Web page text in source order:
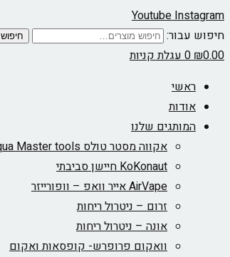
YoutubeInstagram
חיפוש עבור:
חיפוש
₪0.00
0עגלת קניות
ראשי
אודות
המותגים שלנו
אקווה מסטר טולס Aqua Master tools
KoKonaut חיישן סביבתי
AirVape אייר וואפ – וופורייזר
זרום – ניטרול ריחות
אונה – ניטרול ריחות
וואקום פרופרש- קופסאות ואקום